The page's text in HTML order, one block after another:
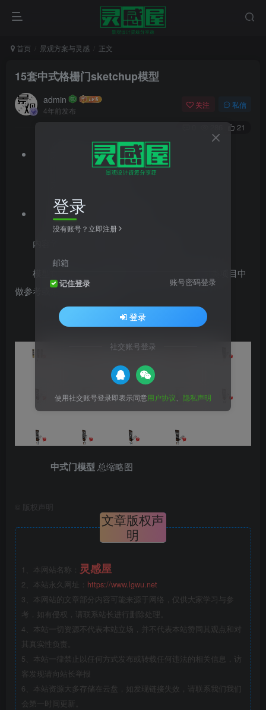
首页 景观方案与灵感 正文
15套中式格栅门sketchup模型
admin
4年前发布
关注 私信
21
文件格式：zip
资料类型：课程设计资料
内容简介：15套中式门sketchup模型
模型创意独特，模型制作非常详细，可以在同类项目中
做参考或适当修改后使用
中式门模型总缩略图
版权声明
文章版权声
明
1、本网站名称： 灵感屋
2、本站永久网址： https://www.lgwu.net
3、本网站的文章部分内容可能来源于网络，仅供大家学习与参
考，如有侵权，请联系站长进行删除处理。
4、本站一切资源不代表本站立场，并不代表本站赞同其观点和对
其真实性负责。
5、本站一律禁止以任何方式发布或转载任何违法的相关信息，访
客发现请向站长举报
6、本站资源大多存储在云盘，如发现链接失效，请联系我们我们
会第一时间更新。
登录
没有账号？立即注册
邮箱
记住登录 账号密码登录
登录
社交账号登录
使用社交账号登录即表示同意用户协议 隐私声明